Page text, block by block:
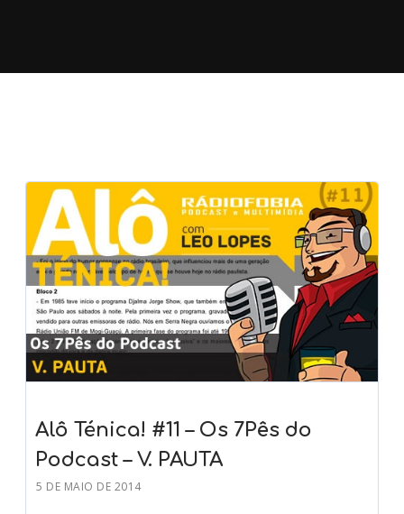
Alô Ténica! #11 – Os 7Pês do
Podcast – V. PAUTA
5 DE MAIO DE 2014